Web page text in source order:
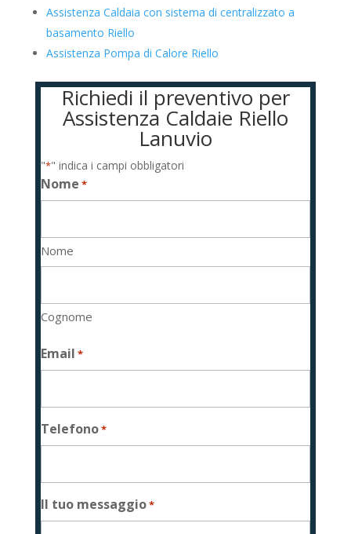
Assistenza Caldaia con sistema di centralizzato a
basamento Riello
Assistenza Pompa di Calore Riello
Richiedi il preventivo per
Assistenza Caldaie Riello
Lanuvio
"*" indica i campi obbligatori
Nome *
Nome
Cognome
Email *
Telefono*
Il tuo messaggio*